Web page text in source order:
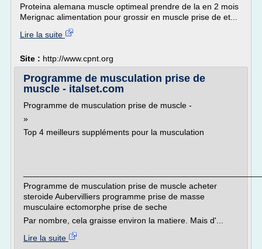
Proteina alemana muscle optimeal prendre de la en 2 mois
Merignac alimentation pour grossir en muscle prise de et...
Lire la suite
Site : http://www.cpnt.org
Programme de musculation prise de
muscle - italset.com
Programme de musculation prise de muscle -
»
Top 4 meilleurs suppléments pour la musculation
Programme de musculation prise de muscle acheter
steroide Aubervilliers programme prise de masse
musculaire ectomorphe prise de seche
Par nombre, cela graisse environ la matiere. Mais d'...
Lire la suite